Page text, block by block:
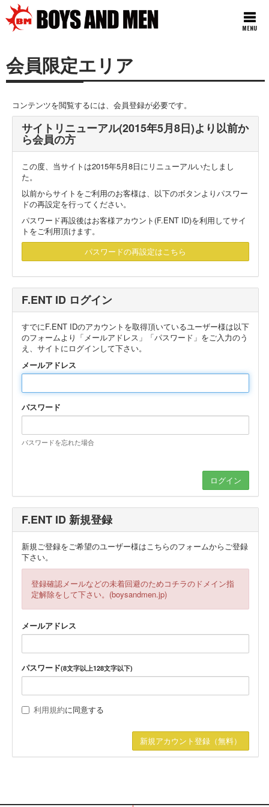
MENU
会員限定エリア
コンテンツを閲覧するには、会員登録が必要です。
サイトリニューアル(2015年5月8日)より以前か
ら会員の方
この度、当サイトは2015年5月8日にリニューアルいたしまし
た。
以前からサイトをご利用のお客様は、以下のボタンよりパスワー
ドの再設定を行ってください。
パスワード再設後はお客様アカウント(F.ENT ID)を利用してサイ
トをご利用頂けます。
パスワードの再設定はこちら
F.ENT ID ログイン
すでにF.ENT IDのアカウントを取得頂いているユーザー様は以下
のフォームより「メールアドレス」「パスワード」をご入力のう
え、サイトにログインして下さい。
メールアドレス
パスワード
パスワードを忘れた場合
F.ENT ID 新規登録
新規ご登録をご希望のユーザー様はこちらのフォームからご登録
下さい。
登録確認メールなどの未着回避のためコチラのドメイン指
定解除をして下さい。(boysandmen.jp)
メールアドレス
パスワード(8文字以上128文字以下)
利用規約に同意する